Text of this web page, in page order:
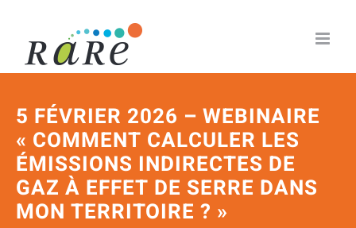
contenu
5 FÉVRIER 2026 – WEBINAIRE
« COMMENT CALCULER LES
ÉMISSIONS INDIRECTES DE
GAZ À EFFET DE SERRE DANS
MON TERRITOIRE ? »